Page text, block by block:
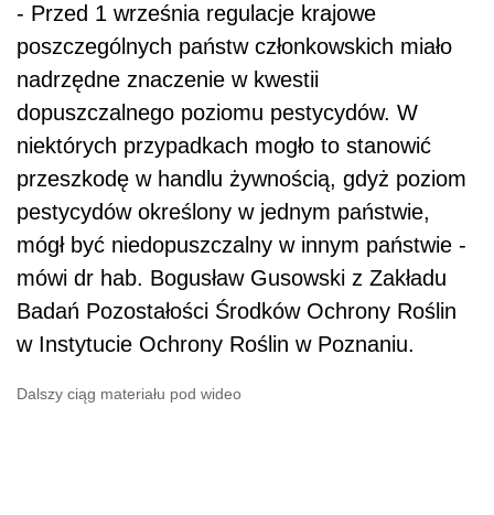
- Przed 1 września regulacje krajowe
poszczególnych państw członkowskich miało
nadrzędne znaczenie w kwestii
dopuszczalnego poziomu pestycydów. W
niektórych przypadkach mogło to stanowić
przeszkodę w handlu żywnością, gdyż poziom
pestycydów określony w jednym państwie,
mógł być niedopuszczalny w innym państwie -
mówi dr hab. Bogusław Gusowski z Zakładu
Badań Pozostałości Środków Ochrony Roślin
w Instytucie Ochrony Roślin w Poznaniu.
Dalszy ciąg materiału pod wideo